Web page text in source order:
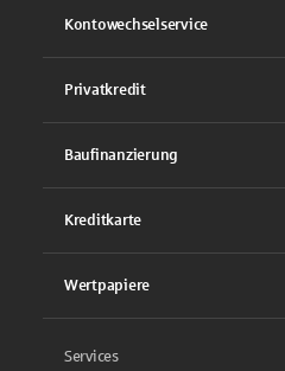
Kontowechselservice
Privatkredit
Baufinanzierung
Kreditkarte
Wertpapiere
Services